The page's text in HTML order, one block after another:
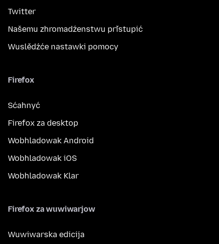
Twitter
Našemu zhromadźenstwu přistupić
Wuslědźće nastawki pomocy
Firefox
Sćahnyć
Firefox za desktop
Wobhladowak Android
Wobhladowak iOS
Wobhladowak Klar
Firefox za wuwiwarjow
Wuwiwarska edicija